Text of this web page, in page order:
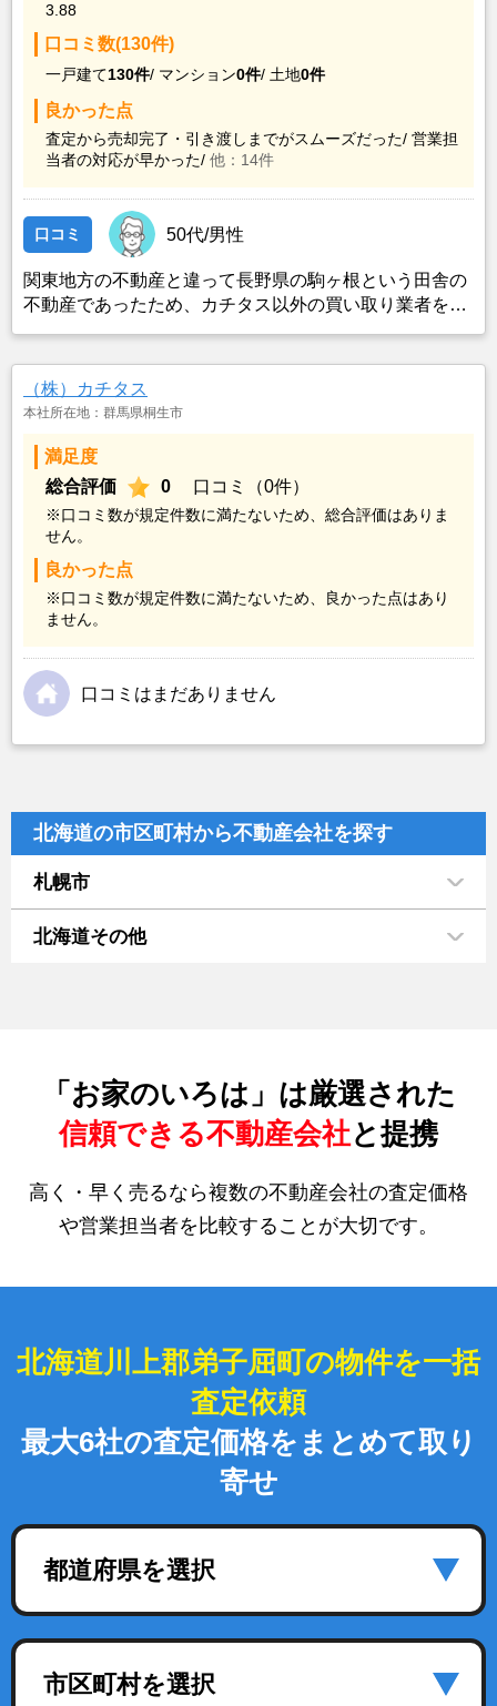
3.88
口コミ数(130件)
一戸建て130件/ マンション0件/ 土地0件
良かった点
査定から売却完了・引き渡しまでがスムーズだった/ 営業担
当者の対応が早かった/ 他：14件
口コミ 50代/男性
関東地方の不動産と違って長野県の駒ヶ根という田舎の
不動産であったため、カチタス以外の買い取り業者をみ
も空き家の状態で不動産を残しておけないと考えて売却
を決めた。
（株）カチタス
本社所在地：群馬県桐生市
満足度
総合評価
0 口コミ（0件）
※口コミ数が規定件数に満たないため、総合評価はありま
せん。
良かった点
※口コミ数が規定件数に満たないため、良かった点はあり
ません。
口コミはまだありません
北海道の市区町村から不動産会社を探す
札幌市
北海道その他
「お家のいろは」は厳選された
信頼できる不動産会社と提携
高く・早く売るなら複数の不動産会社の査定価格
や営業担当者を比較することが大切です。
北海道川上郡弟子屈町の物件を一括
査定依頼
最大6社の査定価格をまとめて取り
寄せ
都道府県を選択
市区町村を選択